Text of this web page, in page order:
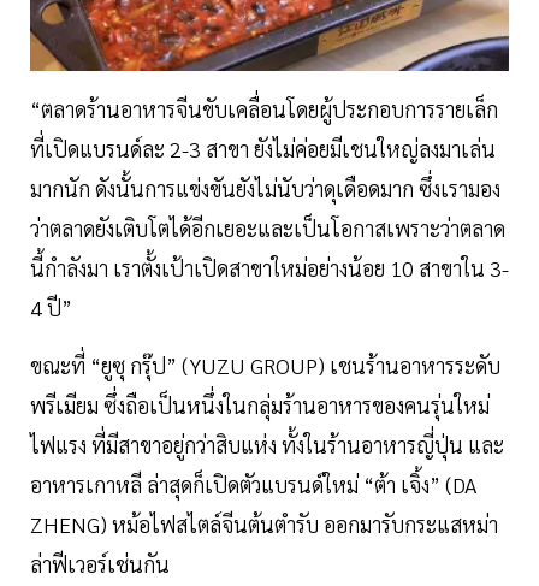
“ตลาดร้านอาหารจีนขับเคลื่อนโดยผู้ประกอบการรายเล็ก
ที่เปิดแบรนด์ละ 2-3 สาขา ยังไม่ค่อยมีเชนใหญ่ลงมาเล่น
มากนัก ดังนั้นการแข่งขันยังไม่นับว่าดุเดือดมาก ซึ่งเรามอง
ว่าตลาดยังเติบโตได้อีกเยอะและเป็นโอกาสเพราะว่าตลาด
นี้กำลังมา เราตั้งเป้าเปิดสาขาใหม่อย่างน้อย 10 สาขาใน 3-
4 ปี”
ขณะที่ “ยูซุ กรุ๊ป” (YUZU GROUP) เชนร้านอาหารระดับ
พรีเมียม ซึ่งถือเป็นหนึ่งในกลุ่มร้านอาหารของคนรุ่นใหม่
ไฟแรง ที่มีสาขาอยู่กว่าสิบแห่ง ทั้งในร้านอาหารญี่ปุ่น และ
อาหารเกาหลี ล่าสุดก็เปิดตัวแบรนด์ใหม่ “ต้า เจิ้ง” (DA
ZHENG) หม้อไฟสไตล์จีนต้นตำรับ ออกมารับกระแสหม่า
ล่าฟีเวอร์เช่นกัน